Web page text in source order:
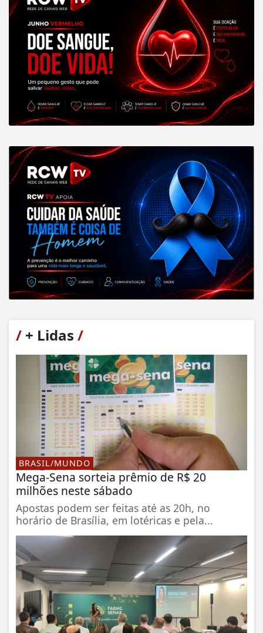
/ + Lidas /
BRASIL/MUNDO
Mega-Sena sorteia prêmio de R$ 20
milhões neste sábado
Apostas podem ser feitas até as 20h, no
horário de Brasília, em lotéricas e pela...